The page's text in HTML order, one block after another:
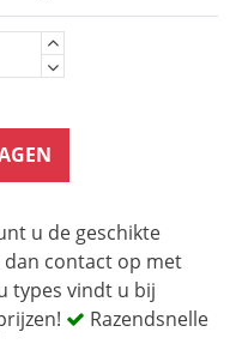
u de geschikte
dan contact op met
types vindt u bij
Razendsnelle